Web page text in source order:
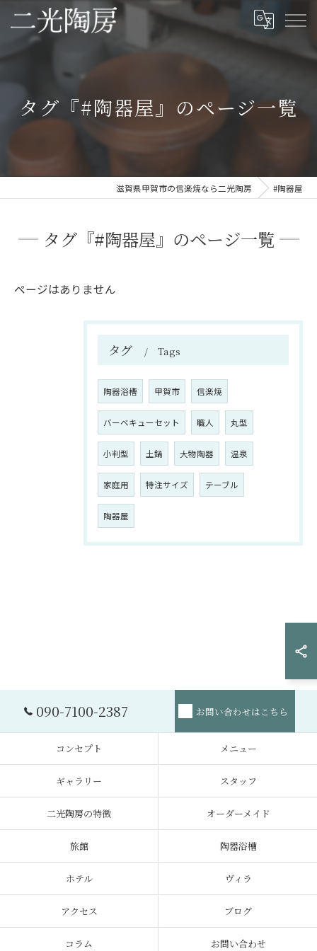
タグ『#陶器屋』のページ一覧
滋賀県甲賀市の信楽焼なら二光陶房 #陶器屋
タグ『#陶器屋』のページ一覧
ページはありません
タグ Tags
陶器浴槽 甲賀市 信楽焼
バーベキューセット 職人 丸型
小判型 土鍋 大物陶器 温泉
家庭用 特注サイズ テーブル
陶器屋
090-7100-2387 お問い合わせはこちら
コンセプト メニュー
ギャラリー スタッフ
二光陶房の特徴 オーダーメイド
旅館 陶器浴槽
ホテル ヴィラ
アクセス ブログ
コラム お問い合わせ